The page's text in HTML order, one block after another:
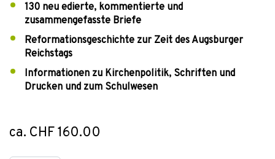
130 neu edierte, kommentierte und
zusammengefasste Briefe
Reformationsgeschichte zur Zeit des Augsburger
Reichstags
Informationen zu Kirchenpolitik, Schriften und
Drucken und zum Schulwesen
ca. CHF 160.00